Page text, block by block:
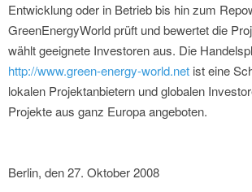
Entwicklung oder in Betrieb bis hin zum
GreenEnergyWorld prüft und bewertet die
wählt geeignete Investoren aus. Die
http://www.green-energy-world.net ist eine
lokalen Projektanbietern und globalen
Projekte aus ganz Europa angeboten.
Berlin, den 27. Oktober 2008